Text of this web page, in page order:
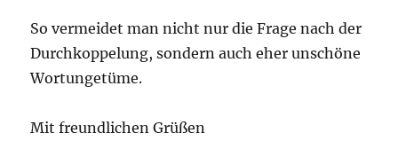
So vermeidet man nicht nur die Frage nach der
Durchkoppelung, sondern auch eher unschöne
Wortungetüme.
Mit freundlichen Grüßen